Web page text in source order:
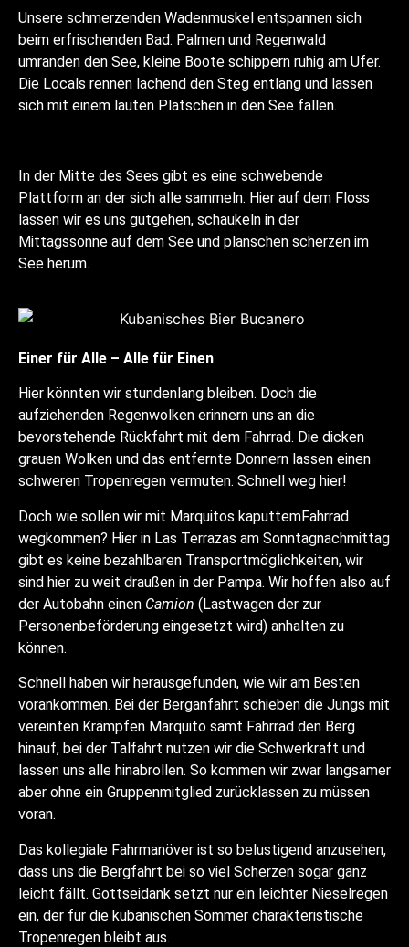
Unsere schmerzenden Wadenmuskel entspannen sich
beim erfrischenden Bad. Palmen und Regenwald
umranden den See, kleine Boote schippern ruhig am Ufer.
Die Locals rennen lachend den Steg entlang und lassen
sich mit einem lauten Platschen in den See fallen.
In der Mitte des Sees gibt es eine schwebende
Plattform an der sich alle sammeln. Hier auf dem Floss
lassen wir es uns gutgehen, schaukeln in der
Mittagssonne auf dem See und planschen scherzen im
See herum.
Einer für Alle – Alle für Einen
Hier könnten wir stundenlang bleiben. Doch die
aufziehenden Regenwolken erinnern uns an die
bevorstehende Rückfahrt mit dem Fahrrad. Die dicken
grauen Wolken und das entfernte Donnern lassen einen
schweren Tropenregen vermuten. Schnell weg hier!
Doch wie sollen wir mit Marquitos kaputtemFahrrad
wegkommen? Hier in Las Terrazas am Sonntagnachmittag
gibt es keine bezahlbaren Transportmöglichkeiten, wir
sind hier zu weit draußen in der Pampa. Wir hoffen also auf
der Autobahn einen Camion (Lastwagen der zur
Personenbeförderung eingesetzt wird) anhalten zu
können.
Schnell haben wir herausgefunden, wie wir am Besten
vorankommen. Bei der Berganfahrt schieben die Jungs mit
vereinten Krämpfen Marquito samt Fahrrad den Berg
hinauf, bei der Talfahrt nutzen wir die Schwerkraft und
lassen uns alle hinabrollen. So kommen wir zwar langsamer
aber ohne ein Gruppenmitglied zurücklassen zu müssen
voran.
Das kollegiale Fahrmanöver ist so belustigend anzusehen,
dass uns die Bergfahrt bei so viel Scherzen sogar ganz
leicht fällt. Gottseidank setzt nur ein leichter Nieselregen
ein, der für die kubanischen Sommer charakteristische
Tropenregen bleibt aus.